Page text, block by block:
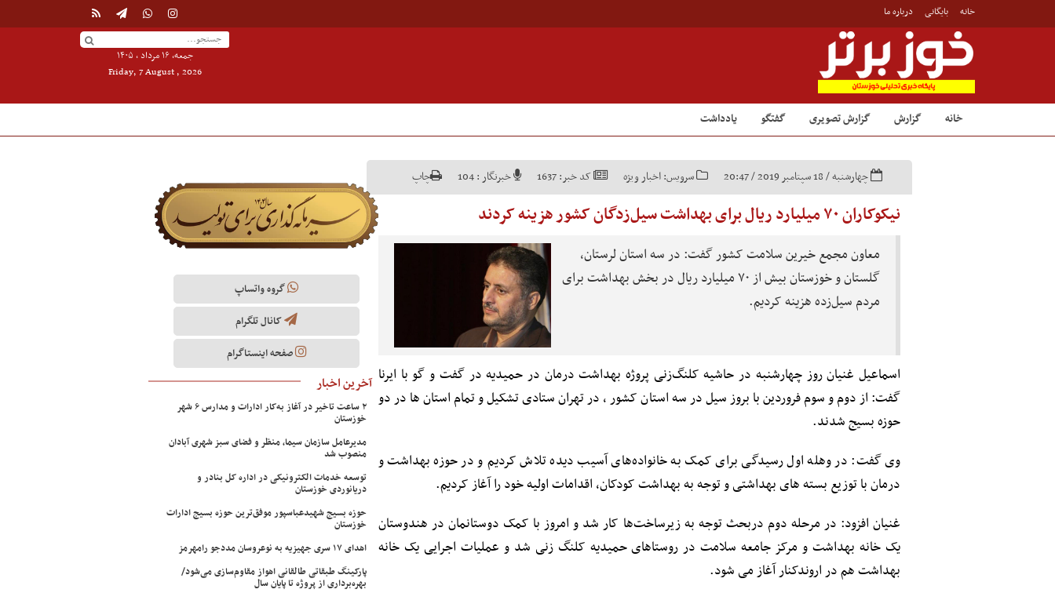
خانه بایگانی درباره ما
جمعه, ۱۶ مرداد , ۱۴۰۵
Friday, 7 August , 2026
خانه گزارش گزارش تصویری گفتگو یادداشت
چهارشنبه / 18 سپتامبر 2019 / 20:47 سرویس:اخبار ویژه کد خبر:1637 خبرنگار :104 چاپ
نیکوکاران ۷۰ میلیارد ریال برای بهداشت سیل‌زدگان کشور هزینه کردند
معاون مجمع خیرین سلامت کشور گفت: در سه استان لرستان،
گلستان و خوزستان بیش از ۷۰ میلیارد ریال در بخش بهداشت برای
مردم سیل‌زده هزینه کردیم.
اسماعیل غنیان روز چهارشنبه در حاشیه کلنگ‌زنی پروژه بهداشت درمان در حمیدیه در گفت و گو با ایرنا
گفت: از دوم و سوم فروردین با بروز سیل در سه استان کشور ، در تهران ستادی تشکیل و تمام استان ها در دو
حوزه بسیج شدند.
وی گفت: در وهله اول رسیدگی برای کمک به خانواده‌های آسیب دیده تلاش کردیم و در حوزه بهداشت و
درمان با توزیع بسته های بهداشتی و توجه به بهداشت کودکان، اقدامات اولیه خود را آغاز کردیم.
غنیان افزود: در مرحله دوم دربحث توجه به زیرساخت‌ها کار شد و امروز با کمک دوستانمان در هندوستان
یک خانه بهداشت و مرکز جامعه سلامت در روستاهای حمیدیه کلنگ زنی شد و عملیات اجرایی یک خانه
بهداشت هم در اروندکنار آغاز می شود.
گروه واتساپ
کانال تلگرام
صفحه اینستاگرام
آخرین اخبار
۲ ساعت تاخیر در آغاز به‌کار ادارات و مدارس ۶ شهر
خوزستان
مدیرعامل سازمان سیما، منظر و فضای سبز شهری آبادان
منصوب شد
توسعه خدمات الکترونیکی در اداره کل بنادر و
دریانوردی خوزستان
حوزه بسیج شهیدعباسپور موفق‌ترین حوزه بسیج ادارات
خوزستان
اهدای ۱۷ سری جهیزیه به نوعروسان مددجو رامهرمز
پارکینگ طبقاتی طالقانی اهواز مقاوم‌سازی می‌شود/
بهره‌برداری از پروژه تا پایان سال